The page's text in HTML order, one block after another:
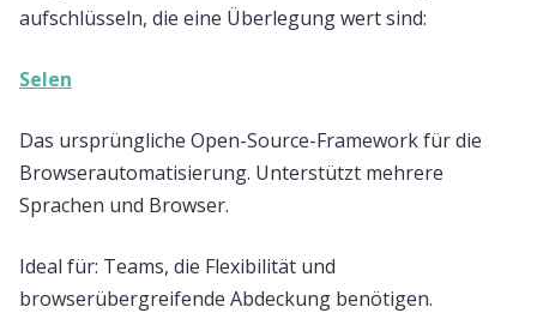
aufschlüsseln, die eine Überlegung wert sind:
Selen
Das ursprüngliche Open-Source-Framework für die
Browserautomatisierung. Unterstützt mehrere
Sprachen und Browser.
Ideal für: Teams, die Flexibilität und
browserübergreifende Abdeckung benötigen.